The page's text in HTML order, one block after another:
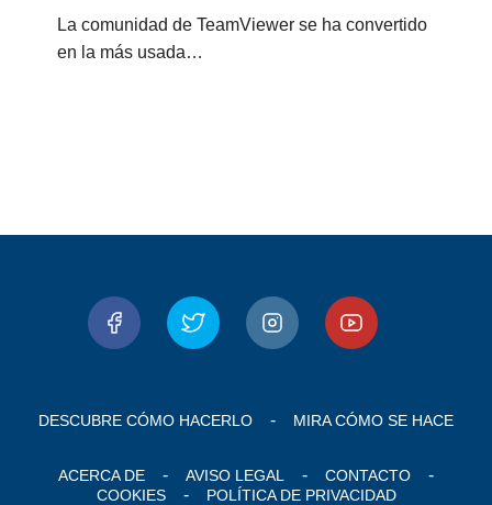
La comunidad de TeamViewer se ha convertido
en la más usada…
DESCUBRE CÓMO HACERLO MIRA CÓMO SE HACE
ACERCA DE AVISO LEGAL
CONTACTO
COOKIES
POLÍTICA DE PRIVACIDAD